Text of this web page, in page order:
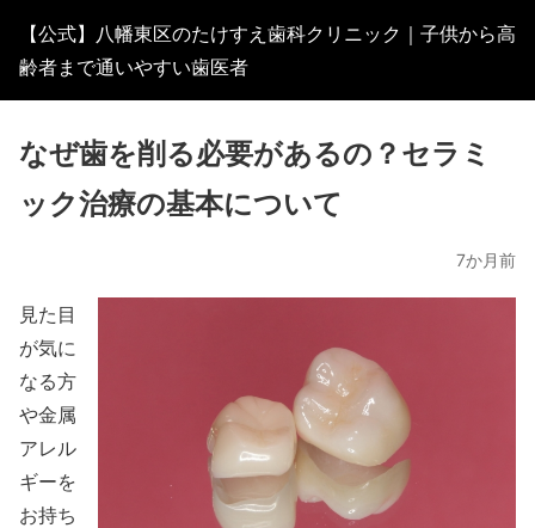
【公式】八幡東区のたけすえ歯科クリニック｜子供から高
齢者まで通いやすい歯医者
なぜ歯を削る必要があるの？セラミ
ック治療の基本について
7か月前
見た目
が気に
なる方
や金属
アレル
ギーを
お持ち